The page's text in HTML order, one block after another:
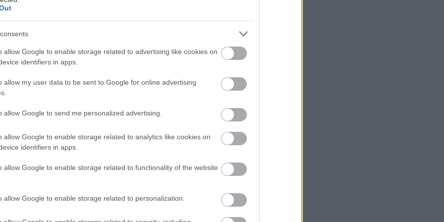
allow Google to enable storage related to advertising like cookies on
identifiers in apps.
allow my user data to be sent to Google for online advertising
allow Google to send me personalized advertising.
allow Google to enable storage related to analytics like cookies on
identifiers in apps.
allow Google to enable storage related to functionality of the website
allow Google to enable storage related to personalization.
στοίχημα οι all day χώροι. Είναι, για την ακρίβεια, εξαιρετικά
να συνδυάσεις καφέ με καλό φαγητό και κοκτέιλ σαν αυτά
σε ένα cocktail bar, και όλο αυτό το μείγμα να το στεγάσεις σε
θα θυμίζει εργοστάσιο. Οι δημιουργοί του Gazi College έβαλαν
κτίριο του Πασαλιμανιού, το νεοαφιχθέν Gazi College έχει
ώστε η κάθε του γωνιά να θυμίζει μια ξεχωριστή «γειτονιά»: Η
τα μπουκάλια που αιωρούνται, όχι εν είδη ντεκόρ, αλλά για να
όπως εάν στέκονταν απλώς επάνω στο μπαρ. Τα ψηλά τραπέζια
γνωριμίες, τα χαμηλά τραπεζάκια με τους καναπέδες που
παρέες απέναντι, οι μεγάλες βιτρίνες με τις λαχταριστές